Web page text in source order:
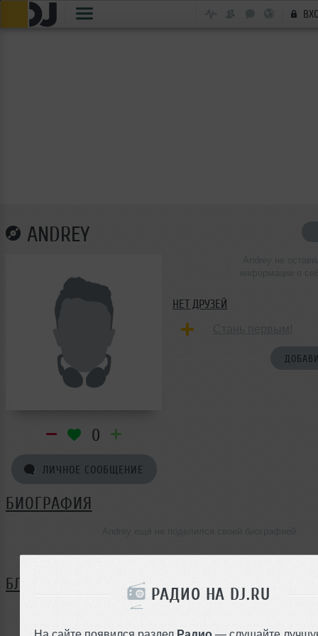
РАДИО НА DJ.RU
На сайте появился раздел Радио — слушайте
ANDREY
0
ЛИЧНОЕ СООБЩЕНИЕ
НЕТ ДРУЗЕЙ
БИОГРАФИЯ
БЛОГ